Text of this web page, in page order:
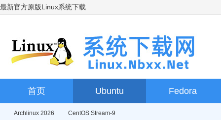
最新官方原版Linux系统下载
首页 Ubuntu Fedora
Archlinux 2026 CentOS Stream-9